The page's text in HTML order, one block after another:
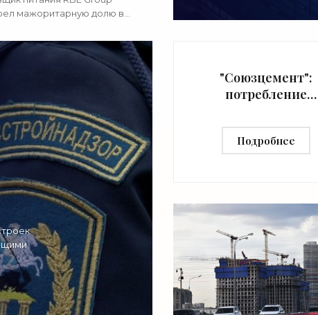
мажоритарную долю в
металлоконструкций,
газета "Коммерсант".Как
"Союзцемент":
потребление
2026 году может
снизиться на 20% -
Подробнее